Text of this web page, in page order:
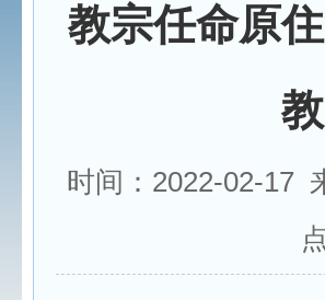
教宗任命原
时间：2022-02-17